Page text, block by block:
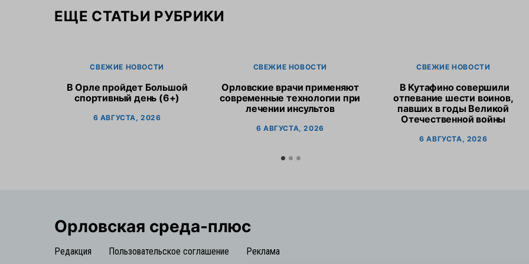
ЕЩЕ СТАТЬИ РУБРИКИ
СВЕЖИЕ НОВОСТИ
В Орле пройдет Большой
спортивный день (6+)
6 АВГУСТА, 2026
СВЕЖИЕ НОВОСТИ
Орловские врачи применяют
современные технологии при
лечении инсультов
6 АВГУСТА, 2026
СВЕЖИЕ НОВОСТИ
В Кутафино совершили
отпевание шести воинов,
павших в годы Великой
Отечественной войны
6 АВГУСТА, 2026
Орловская cреда-плюс
Редакция Пользовательское соглашение Реклама